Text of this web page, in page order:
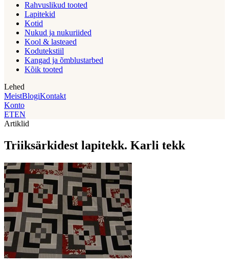
Rahvuslikud tooted
Lapitekid
Kotid
Nukud ja nukuriided
Kool & lasteaed
Kodutekstiil
Kangad ja õmblustarbed
Kõik tooted
Lehed
MeistBlogiKontakt
Konto
ETEN
Artiklid
Triiksärkidest lapitekk. Karli tekk